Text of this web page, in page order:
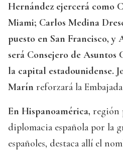
Hernández ejercerá como
Miami; Carlos Medina
puesto en San Francisco,
será Consejero de
la capital estadounidense.
Marín reforzará la
En Hispanoamérica, región
diplomacia española por la
españoles, destaca allí el